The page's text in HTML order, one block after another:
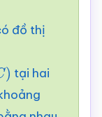
đồ thị
) tại hai